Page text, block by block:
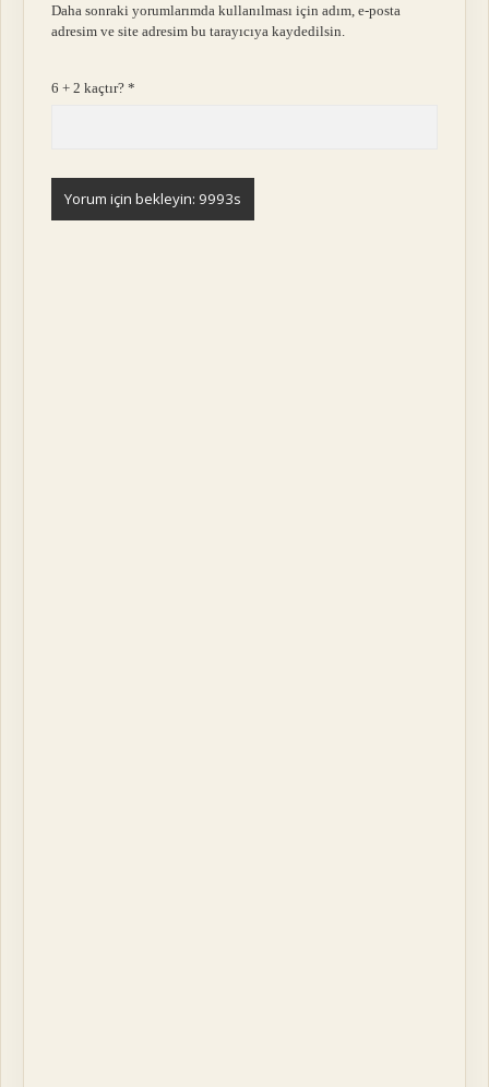
Daha sonraki yorumlarımda kullanılması için adım, e-posta
adresim ve site adresim bu tarayıcıya kaydedilsin.
6 + 2 kaçtır?*